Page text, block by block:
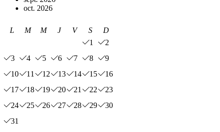
oct. 2026
L M M J V S
D
1
2
3
4 5 6 7 8
9
10
11 12 13 14 15
16
17
18 19 20 21 22
23
24
25 26 27 28 29
30
31